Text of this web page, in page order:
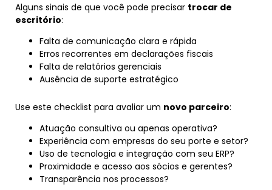
Alguns sinais de que você pode precisar trocar de
escritório:
Falta de comunicação clara e rápida
Erros recorrentes em declarações fiscais
Falta de relatórios gerenciais
Ausência de suporte estratégico
Use este checklist para avaliar um novo parceiro:
Atuação consultiva ou apenas operativa?
Experiência com empresas do seu porte e setor?
Uso de tecnologia e integração com seu ERP?
Proximidade e acesso aos sócios e gerentes?
Transparência nos processos?